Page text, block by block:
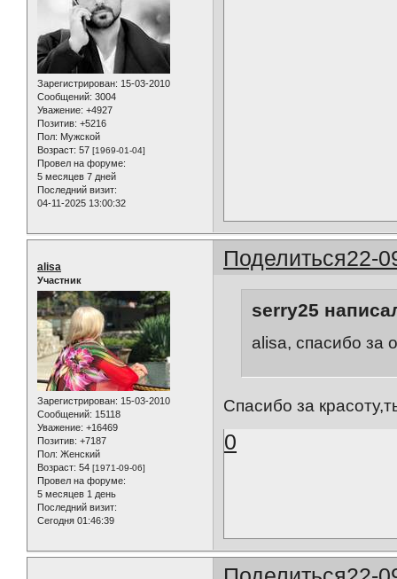
Зарегистрирован: 15-03-2010
Сообщений: 3004
Уважение: +4927
Позитив: +5216
Пол: Мужской
Возраст: 57 [1969-01-04]
Провел на форуме:
5 месяцев 7 дней
Последний визит:
04-11-2025 13:00:32
Поделиться22-
alisa
Участник
Зарегистрирован: 15-03-2010
Сообщений: 15118
Уважение: +16469
Позитив: +7187
Пол: Женский
Возраст: 54 [1971-09-06]
Провел на форуме:
5 месяцев 1 день
Последний визит:
Сегодня 01:46:39
serry25
alisa, спасибо за
Спасибо за
0